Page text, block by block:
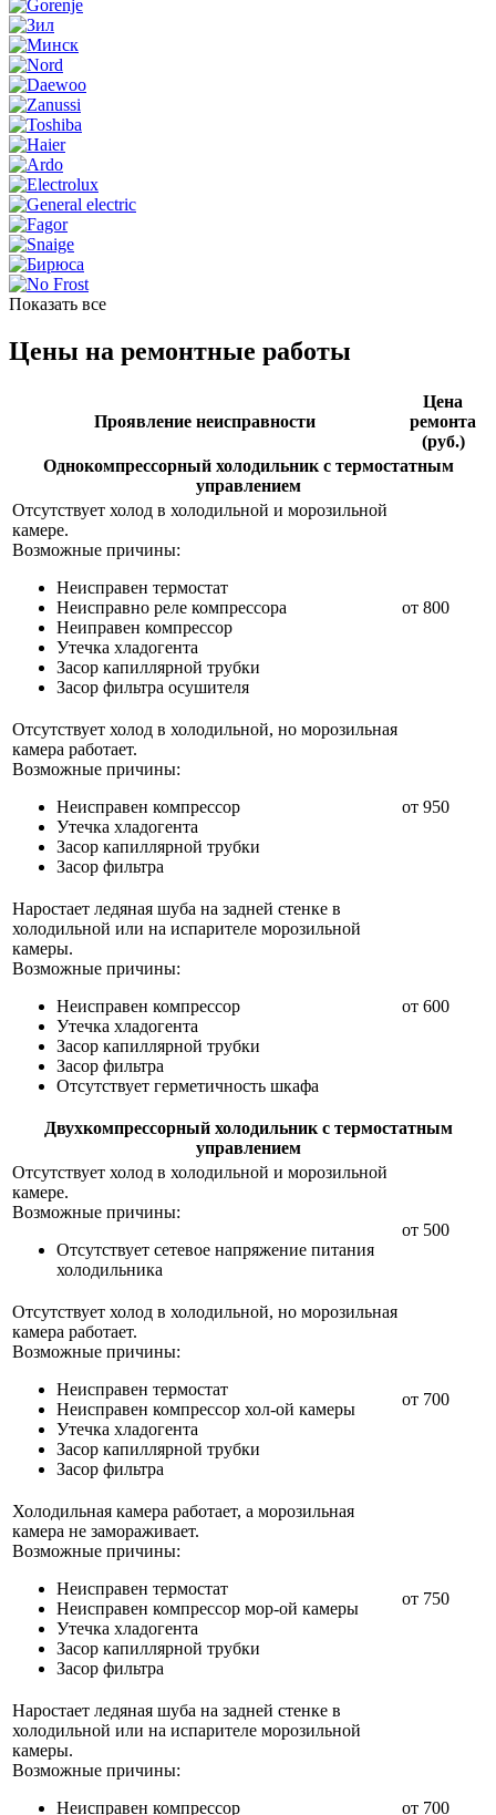
Показать все
Цены на ремонтные работы
Проявление неисправности
Цена
ремонта
(руб.)
Однокомпрессорный холодильник с термостатным
управлением
Отсутствует холод в холодильной и морозильной
камере.
Возможные причины:
Неисправен термостат
Неисправно реле компрессора
Неиправен компрессор
Утечка хладогента
Засор капиллярной трубки
Засор фильтра осушителя
от 800
Отсутствует холод в холодильной, но морозильная
камера работает.
Возможные причины:
Неисправен компрессор
Утечка хладогента
Засор капиллярной трубки
Засор фильтра
от 950
Наростает ледяная шуба на задней стенке в
холодильной или на испарителе морозильной
камеры.
Возможные причины:
Неисправен компрессор
Утечка хладогента
Засор капиллярной трубки
Засор фильтра
Отсутствует герметичность шкафа
от 600
Двухкомпрессорный холодильник с термостатным
управлением
Отсутствует холод в холодильной и морозильной
камере.
Возможные причины:
Отсутствует сетевое напряжение питания
холодильника
от 500
Отсутствует холод в холодильной, но морозильная
камера работает.
Возможные причины:
Неисправен термостат
Неисправен компрессор хол-ой камеры
Утечка хладогента
Засор капиллярной трубки
Засор фильтра
от 700
Холодильная камера работает, а морозильная
камера не замораживает.
Возможные причины:
Неисправен термостат
Неисправен компрессор мор-ой камеры
Утечка хладогента
Засор капиллярной трубки
Засор фильтра
от 750
Наростает ледяная шуба на задней стенке в
холодильной или на испарителе морозильной
камеры.
Возможные причины:
Неисправен компрессор
от 700